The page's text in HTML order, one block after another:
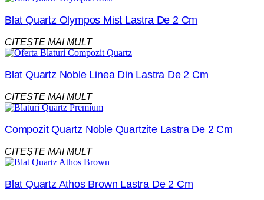
Blat Quartz Olympos Mist Lastra De 2 Cm
CITEȘTE MAI MULT
Blat Quartz Noble Linea Din Lastra De 2 Cm
CITEȘTE MAI MULT
Compozit Quartz Noble Quartzite Lastra De 2 Cm
CITEȘTE MAI MULT
Blat Quartz Athos Brown Lastra De 2 Cm